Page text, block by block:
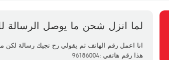
لما انزل شحن ما يوصل الرسالة
انا اعمل رقم الهاتف ثم يقولي رح تجيك رسالة لكن
هذا رقم هاتفي :96186004